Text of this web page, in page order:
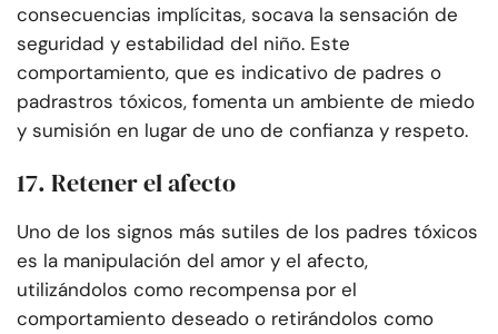
consecuencias implícitas, socava la sensación de
seguridad y estabilidad del niño. Este
comportamiento, que es indicativo de padres o
padrastros tóxicos, fomenta un ambiente de miedo
y sumisión en lugar de uno de confianza y respeto.
17. Retener el afecto
Uno de los signos más sutiles de los padres tóxicos
es la manipulación del amor y el afecto,
utilizándolos como recompensa por el
comportamiento deseado o retirándolos como